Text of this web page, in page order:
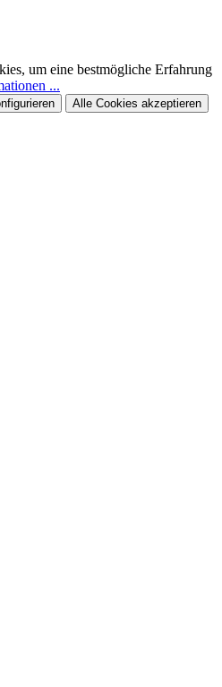
um eine bestmögliche Erfahrung
...
Alle Cookies akzeptieren